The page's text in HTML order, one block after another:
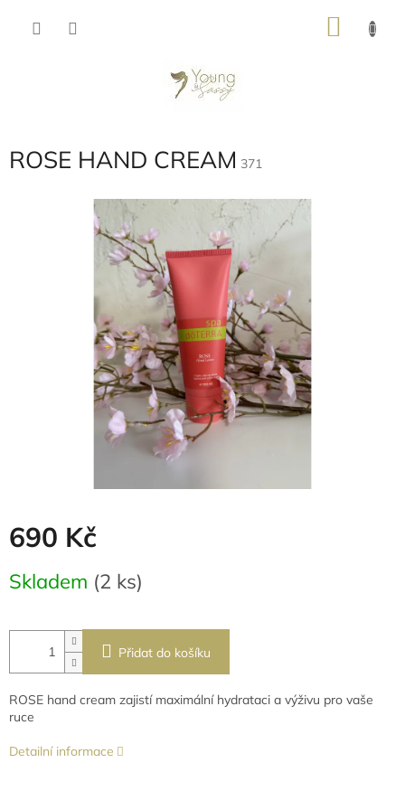
ROSE HAND CREAM 371
690 Kč
cena:
Skladem (2 ks)
Přidat do košíku
ROSE hand cream zajistí maximální hydrataci a výživu pro vaše
ruce
Detailní informace